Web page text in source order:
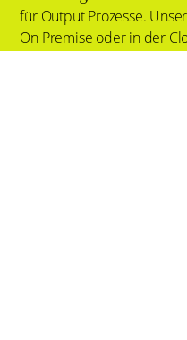
für Output Prozesse.
On Premise oder in der